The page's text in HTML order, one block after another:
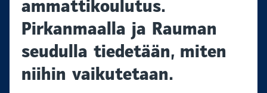
ammattikoulutus.
Pirkanmaalla ja Rauman
seudulla tiedetään, miten
niihin vaikutetaan.